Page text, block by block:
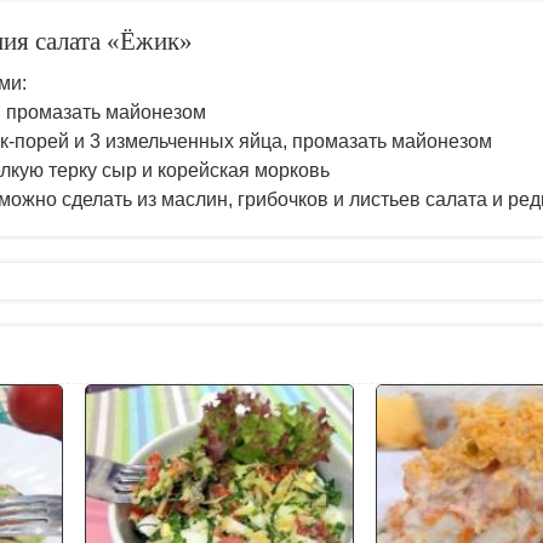
салата «Ёжик»
промазать майонезом
порей и 3 измельченных яйца, промазать майонезом
терку сыр и корейская морковь
сделать из маслин, грибочков и листьев салата и